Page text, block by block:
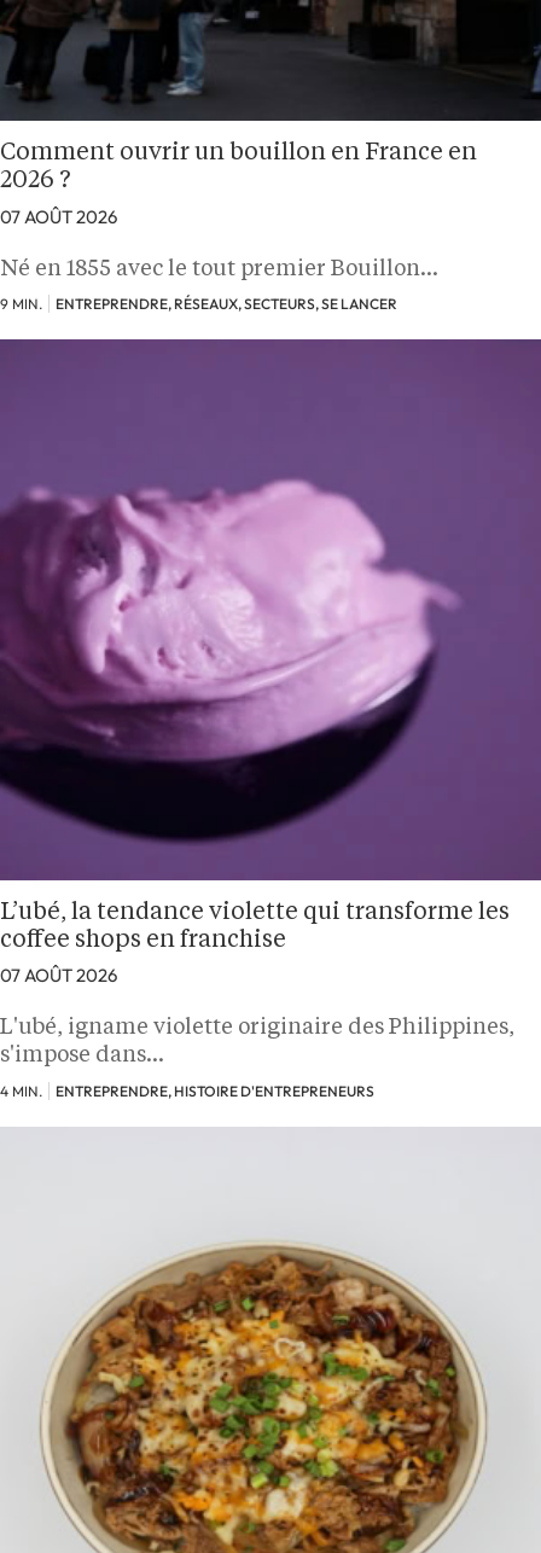
Comment ouvrir un bouillon en France en
2026 ?
07 AOÛT 2026
Né en 1855 avec le tout premier Bouillon…
9 MIN. ENTREPRENDRE, RÉSEAUX, SECTEURS, SE LANCER
L’ubé, la tendance violette qui transforme les
coffee shops en franchise
07 AOÛT 2026
L'ubé, igname violette originaire des Philippines,
s'impose dans…
4 MIN. ENTREPRENDRE, HISTOIRE D'ENTREPRENEURS